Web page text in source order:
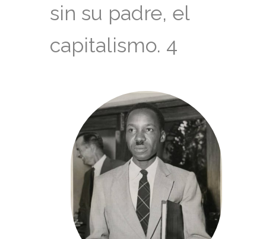
sin su padre, el
capitalismo. 4